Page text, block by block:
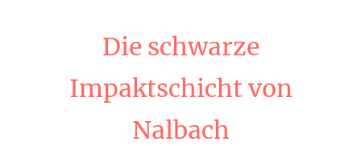
Die schwarze
Impaktschicht von
Nalbach